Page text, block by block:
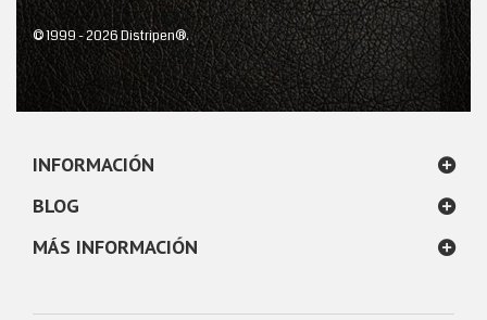
© 1999 - 2026 Distripen®.
INFORMACIÓN
BLOG
MÁS INFORMACIÓN